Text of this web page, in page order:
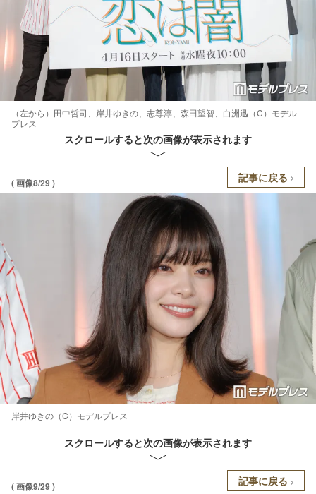
（左から）田中哲司、岸井ゆきの、志尊淳、森田望智、白洲迅（C）モデル
プレス
スクロールすると次の画像が表示されます
( 画像8/29 ) 記事に戻る
岸井ゆきの（C）モデルプレス
スクロールすると次の画像が表示されます
( 画像9/29 ) 記事に戻る